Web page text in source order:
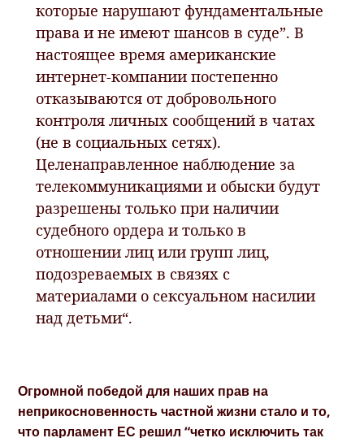
которые нарушают фундаментальные
права и не имеют шансов в суде”. В
настоящее время американские
интернет-компании постепенно
отказываются от добровольного
контроля личных сообщений в чатах
(не в социальных сетях).
Целенаправленное наблюдение за
телекоммуникациями и обыски будут
разрешены только при наличии
судебного ордера и только в
отношении лиц или групп лиц,
подозреваемых в связях с
материалами о сексуальном насилии
над детьми“.
Огромной победой для наших прав на
неприкосновенность частной жизни стало и то,
что парламент ЕС решил “четко исключить так